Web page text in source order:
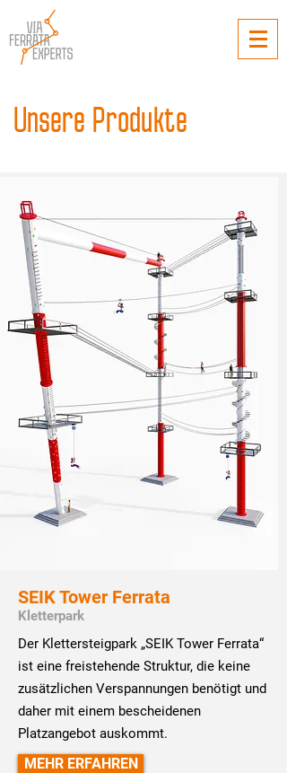
Unsere Produkte
SEIK Tower Ferrata
Kletterpark
Der Klettersteigpark „SEIK Tower Ferrata“
ist eine freistehende Struktur, die keine
zusätzlichen Verspannungen benötigt und
daher mit einem bescheidenen
Platzangebot auskommt.
MEHR ERFAHREN